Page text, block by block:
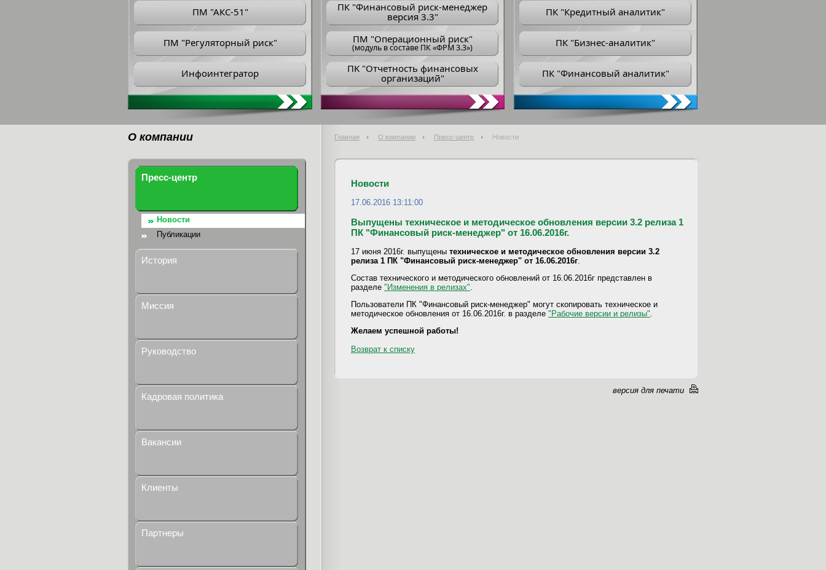
ПМ "АКС-51"
ПМ "Регуляторный риск"
Инфоинтегратор
ПК "Финансовый риск-менеджер
версия 3.3"
ПM "Операционный риск"
(модуль в составе ПК «ФРМ 3.3»)
ПK "Отчетность финансовых
организаций"
ПК "Кредитный аналитик"
ПК "Бизнес-аналитик"
ПК "Финансовый аналитик"
О компании Главная О компании Пресс-центр Новости
Пресс-центр
Новости
Публикации
История
Миссия
Руководство
Кадровая политика
Вакансии
Клиенты
Партнеры
Новости
17.06.2016 13:11:00
Выпущены техническое и методическое обновления версии 3.2 релиза 1
ПК "Финансовый риск-менеджер" от 16.06.2016г.
17 июня 2016г. выпущены техническое и методическое обновления версии 3.2
релиза 1 ПК "Финансовый риск-менеджер" от 16.06.2016г
Состав технического и методического обновлений от 16.06.2016г представлен в
разделе "Изменения в релизах"
Пользователи ПК "Финансовый риск-менеджер" могут скопировать техническое и
методическое обновления от 16.06.2016г. в разделе "Рабочие версии и релизы"
Желаем успешной работы!
Возврат к списку
версия для печати